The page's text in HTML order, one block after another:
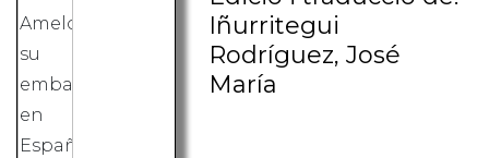
Iñurritegui
Rodríguez, José
María